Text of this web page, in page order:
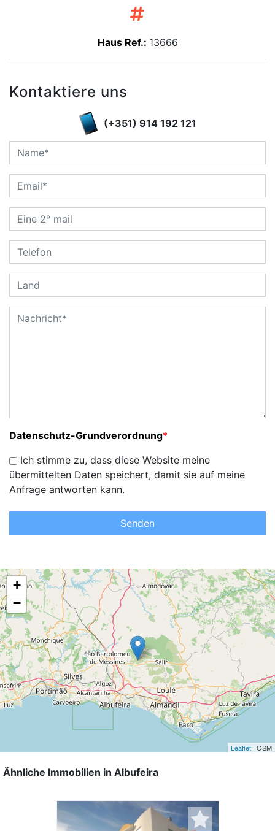
Haus Ref.: 13666
Kontaktiere uns
(+351) 914 192 121
Datenschutz-Grundverordnung*
Ich stimme zu, dass diese Website meine
übermittelten Daten speichert, damit sie auf meine
Anfrage antworten kann.
Senden
+
−
Leaflet | OSM
Ähnliche Immobilien in Albufeira